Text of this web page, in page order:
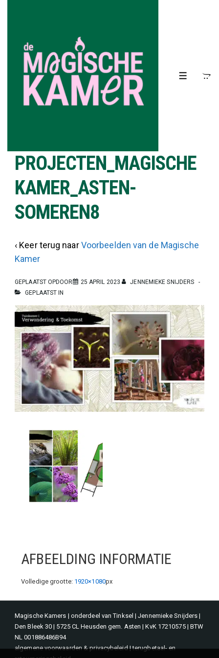
hoofdinhoud
MENU
PROJECTEN_MAGISCHE
KAMER_ASTEN-
SOMEREN8
‹ Keer terug naarVoorbeelden van de Magische
Kamer
GEPLAATST OPDOOR 25 APRIL 2023
JENNEMIEKE SNIJDERS
GEPLAATST IN
AFBEELDING INFORMATIE
Volledige grootte: 1920×1080px
Magische Kamers | onderdeel van Tinksel | Jennemieke Snijders |
Den Bleek 30 | 5725 CL Heusden gem. Asten | KvK 17210575 | BTW
NL 001886486B94
algemene voorwaarden & privacybeleid|terugbetaal- en